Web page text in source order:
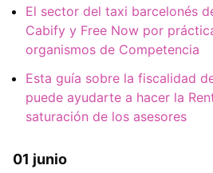
El sector del taxi barcelonés
Cabify y Free Now por
organismos de Competencia
Esta guía sobre la fiscalidad
puede ayudarte a hacer la
saturación de los asesores
01 junio